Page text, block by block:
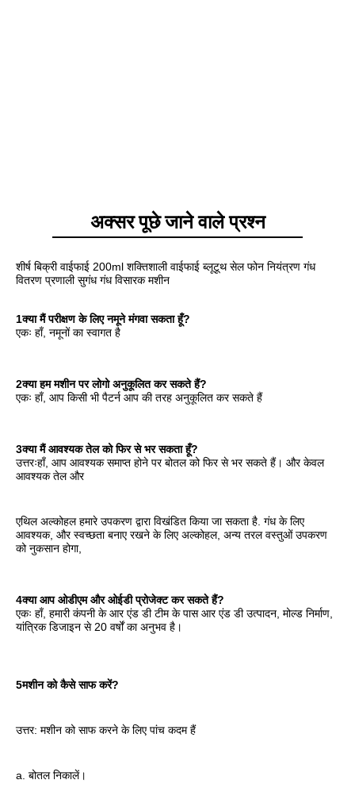
अक्सर पूछे जाने वाले प्रश्न
शीर्ष बिक्री वाईफाई 200ml शक्तिशाली वाईफाई ब्लूटूथ सेल फोन नियंत्रण गंध
वितरण प्रणाली सुगंध गंध विसारक मशीन
1क्या मैं परीक्षण के लिए नमूने मंगवा सकता हूँ?
एकः हाँ, नमूनों का स्वागत है
2क्या हम मशीन पर लोगो अनुकूलित कर सकते हैं?
एकः हाँ, आप किसी भी पैटर्न आप की तरह अनुकूलित कर सकते हैं
3क्या मैं आवश्यक तेल को फिर से भर सकता हूँ?
उत्तरःहाँ, आप आवश्यक समाप्त होने पर बोतल को फिर से भर सकते हैं। और केवल
आवश्यक तेल और
एथिल अल्कोहल हमारे उपकरण द्वारा विखंडित किया जा सकता है. गंध के लिए
आवश्यक, और स्वच्छता बनाए रखने के लिए अल्कोहल, अन्य तरल वस्तुओं उपकरण
को नुकसान होगा,
4क्या आप ओडीएम और ओईडी प्रोजेक्ट कर सकते हैं?
एकः हाँ, हमारी कंपनी के आर एंड डी टीम के पास आर एंड डी उत्पादन, मोल्ड निर्माण,
यांत्रिक डिजाइन से 20 वर्षों का अनुभव है।
5मशीन को कैसे साफ करें?
उत्तर: मशीन को साफ करने के लिए पांच कदम हैं
a. बोतल निकालें।